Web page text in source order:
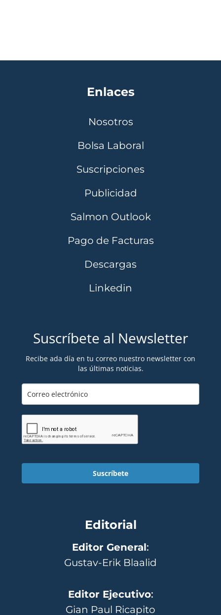
Enlaces
Nosotros
Bolsa Laboral
Suscripciones
Publicidad
Salmon Outlook
Pago de Facturas
Descargas
Linkedin
Suscríbete al Newsletter
Recibe ada día en tu correo nuestro newsletter con
las últimas noticias.
Suscríbete
Editorial
Editor General:
Gustav-Erik Blaalid
Editor Ejecutivo:
Gian Paul Ricapito